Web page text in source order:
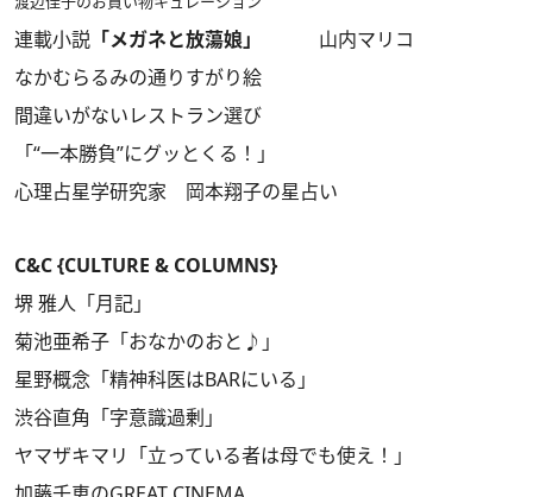
連載小説 「メガネと放蕩娘」
山内マリコ
なかむらるみの通りすがり絵
間違いがないレストラン選び
「“一本勝負”にグッとくる！」
心理占星学研究家 岡本翔子の星占い
C&C {CULTURE & COLUMNS}
堺 雅人「月記」
菊池亜希子「おなかのおと♪」
星野概念「精神科医はBARにいる」
渋谷直角「字意識過剰」
ヤマザキマリ「立っている者は母でも使え！」